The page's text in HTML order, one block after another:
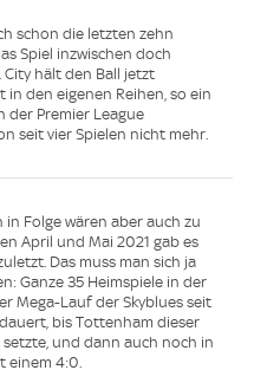
schon die letzten zehn
Spiel inzwischen doch
hält den Ball jetzt
den eigenen Reihen, so ein
der Premier League
seit vier Spielen nicht mehr.
in Folge wären aber auch zu
April und Mai 2021 gab es
Das muss man sich ja
Ganze 35 Heimspiele in der
Mega-Lauf der Skyblues seit
bis Tottenham dieser
und dann auch noch in
einem 4:0.